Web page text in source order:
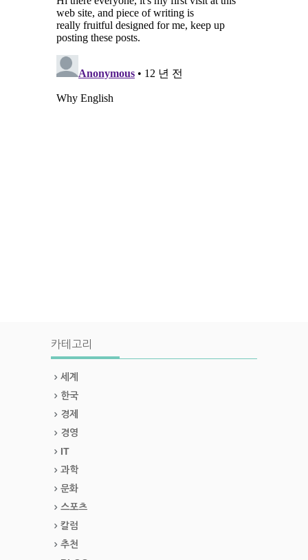
카테고리
세계
한국
경제
경영
IT
과학
문화
스포츠
칼럼
추천